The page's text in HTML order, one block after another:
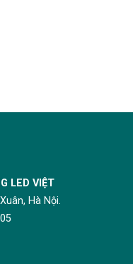
LED VIỆT
Hà Nội.